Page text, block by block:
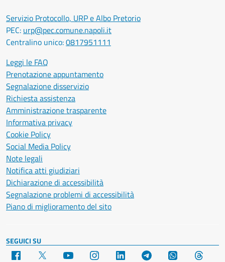
Servizio Protocollo, URP e Albo Pretorio
PEC: urp@pec.comune.napoli.it
Centralino unico:0817951111
Leggi le FAQ
Prenotazione appuntamento
Segnalazione disservizio
Richiesta assistenza
Amministrazione trasparente
Informativa privacy
Cookie Policy
Social Media Policy
Note legali
Notifica atti giudiziari
Dichiarazione di accessibilità
Segnalazione problemi di accessibilità
Piano di miglioramento del sito
SEGUICI SU
Facebook YouTube Instagram LinkedIn Telegram WhatsApp